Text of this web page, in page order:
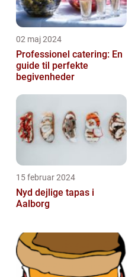
02 maj 2024
Professionel catering: En
guide til perfekte
begivenheder
15 februar 2024
Nyd dejlige tapas i
Aalborg